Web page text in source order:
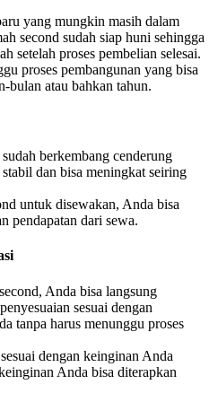
yang mungkin masih dalam
second sudah siap huni sehingga
setelah proses pembelian selesai.
proses pembangunan yang bisa
bulan atau bahkan tahun.
berkembang cenderung
dan bisa meningkat seiring
untuk disewakan, Anda bisa
pendapatan dari sewa.
Anda bisa langsung
sesuai dengan
tanpa harus menunggu proses
dengan keinginan Anda
Anda bisa diterapkan